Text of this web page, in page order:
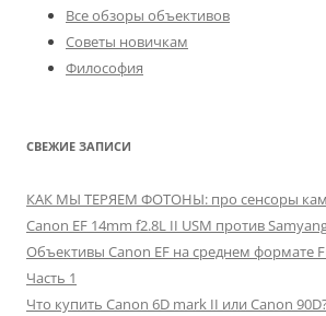
Все обзоры объективов
Советы новичкам
Философия
СВЕЖИЕ ЗАПИСИ
КАК МЫ ТЕРЯЕМ ФОТОНЫ: про сенсоры
Canon EF 14mm f2.8L II USM против
Объективы Canon EF на среднем формате
Часть 1
Что купить Canon 6D mark II или Canon 90D?